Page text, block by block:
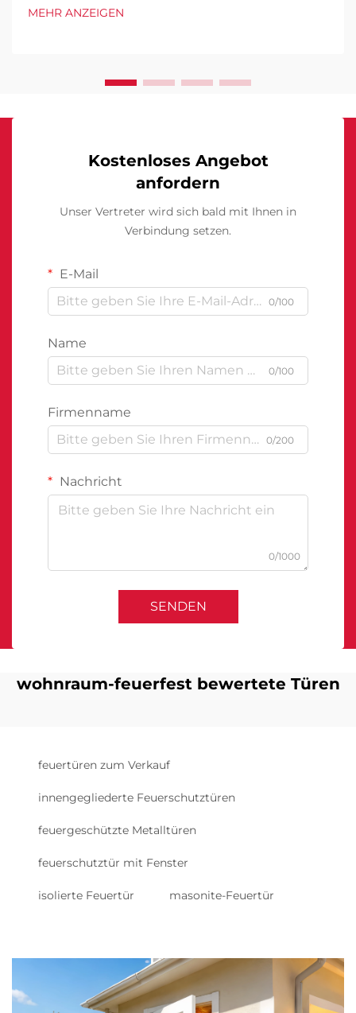
MEHR ANZEIGEN
Kostenloses Angebot
anfordern
Unser Vertreter wird sich bald mit Ihnen in
Verbindung setzen.
E-Mail
0/100
Name
0/100
Firmenname
0/200
Nachricht
0/1000
SENDEN
wohnraum-feuerfest bewertete Türen
feuertüren zum Verkauf
innengegliederte Feuerschutztüren
feuergeschützte Metalltüren
feuerschutztür mit Fenster
isolierte Feuertür masonite-Feuertür